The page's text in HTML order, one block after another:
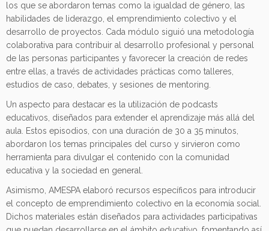
los que se abordaron temas como la igualdad de género, las
habilidades de liderazgo, el emprendimiento colectivo y el
desarrollo de proyectos. Cada módulo siguió una metodología
colaborativa para contribuir al desarrollo profesional y personal
de las personas participantes y favorecer la creación de redes
entre ellas, a través de actividades prácticas como talleres,
estudios de caso, debates, y sesiones de mentoring.
Un aspecto para destacar es la utilización de podcasts
educativos, diseñados para extender el aprendizaje más allá del
aula. Estos episodios, con una duración de 30 a 35 minutos,
abordaron los temas principales del curso y sirvieron como
herramienta para divulgar el contenido con la comunidad
educativa y la sociedad en general.
Asimismo, AMESPA elaboró recursos específicos para introducir
el concepto de emprendimiento colectivo en la economía social.
Dichos materiales están diseñados para actividades participativas